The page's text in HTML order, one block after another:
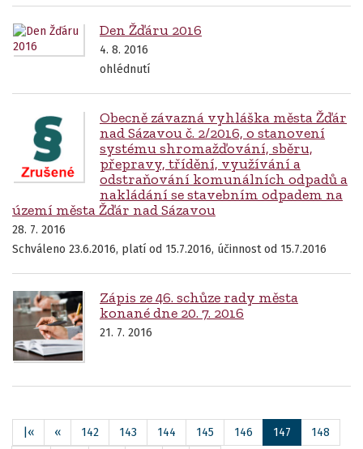
Den Žďáru 2016
4. 8. 2016
ohlédnutí
Obecně závazná vyhláška města Žďár
nad Sázavou č. 2/2016, o stanovení
systému shromažďování, sběru,
přepravy, třídění, využívání a
odstraňování komunálních odpadů a
nakládání se stavebním odpadem na
území města Žďár nad Sázavou
28. 7. 2016
Schváleno 23.6.2016, platí od 15.7.2016, účinnost od 15.7.2016
Zápis ze 46. schůze rady města
konané dne 20. 7. 2016
21. 7. 2016
|« « 142 143 144 145 146 147
148